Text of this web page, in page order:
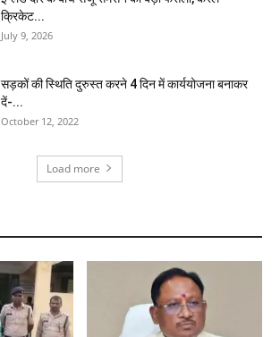
क्रिकेट...
July 9, 2026
सड़कों की स्थिति दुरुस्त करने 4 दिन में कार्ययोजना बनाकर
दें-...
October 12, 2022
Load more